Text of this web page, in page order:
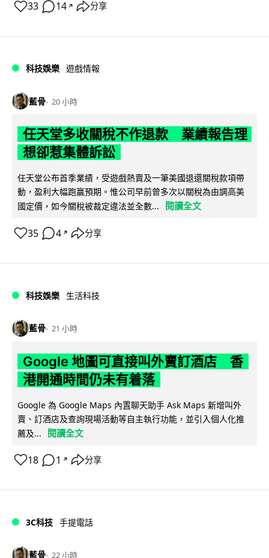
33 14 ↗ 分享
科技娛樂 遊戲情報
藍骨 20 小時
任天堂多收關稅不作退款 業績報告理
想卻惹集體訴訟
任天堂公布首季業績，受遊戲熱賣及一筆美國退還關稅款項帶
動，盈利大幅跑贏預期。惟公司早前曾多次以關稅為由調高美
國定價，如今關稅被裁定違法並全數...
閱讀全文
35 4 ↗ 分享
科技娛樂 生活科技
藍骨 21 小時
Google 地圖可直接叫外賣訂酒店 香
港開通時間仍未有着落
Google 為 Google Maps 內置聊天助手 Ask Maps 新增叫外
賣、訂酒店及查詢現場活動等自主執行功能，並引入個人化推
薦及...
閱讀全文
18 1 ↗ 分享
3C科技 手提電話
藍骨 22 小時